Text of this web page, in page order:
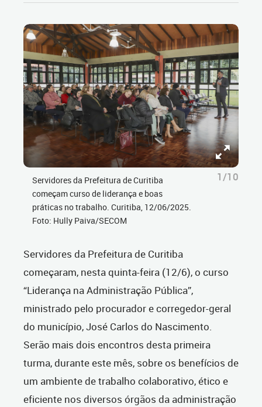
Servidores da Prefeitura de Curitiba
começam curso de liderança e boas
práticas no trabalho. Curitiba, 12/06/2025.
Foto: Hully Paiva/SECOM
1/10
Servidores da Prefeitura de Curitiba
começaram, nesta quinta-feira (12/6), o curso
“Liderança na Administração Pública”,
ministrado pelo procurador e corregedor-geral
do município, José Carlos do Nascimento.
Serão mais dois encontros desta primeira
turma, durante este mês, sobre os benefícios de
um ambiente de trabalho colaborativo, ético e
eficiente nos diversos órgãos da administração